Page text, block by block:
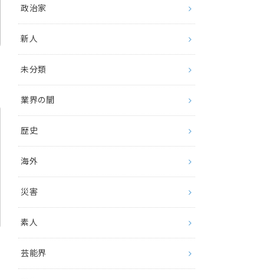
政治家
新人
未分類
業界の闇
歴史
海外
災害
素人
芸能界